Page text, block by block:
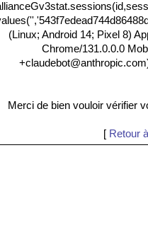
(Linux; Android 14; Pixel 8)
Chrome/131.0.0.0
Merci de bien vouloir vérifier
[ Retour